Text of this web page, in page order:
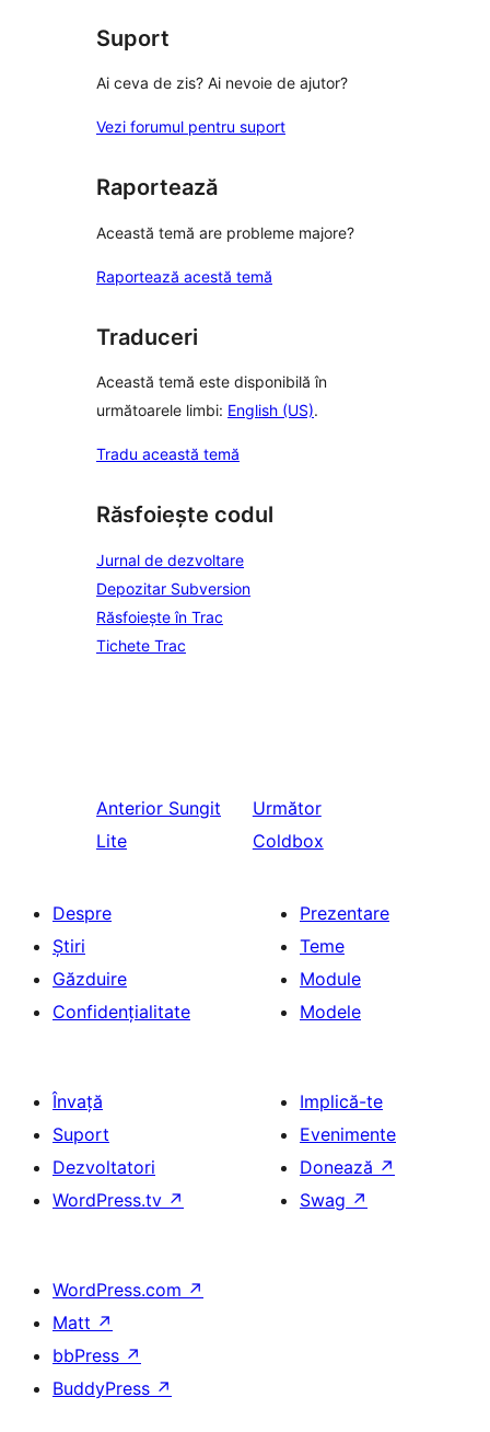
(stele)
Suport
Ai ceva de zis? Ai nevoie de ajutor?
Vezi forumul pentru suport
Raportează
Această temă are probleme majore?
Raportează acestă temă
Traduceri
Această temă este disponibilă în
următoarele limbi: English (US).
Tradu această temă
Răsfoiește codul
Jurnal de dezvoltare
Depozitar Subversion
Răsfoiește în Trac
Tichete Trac
Anterior Sungit
Lite
Următor
Coldbox
Despre
Știri
Găzduire
Confidențialitate
Prezentare
Teme
Module
Modele
Învață
Suport
Dezvoltatori
WordPress.tv ↗
Implică-te
Evenimente
Donează ↗
Swag ↗
WordPress.com ↗
Matt ↗
bbPress ↗
BuddyPress ↗